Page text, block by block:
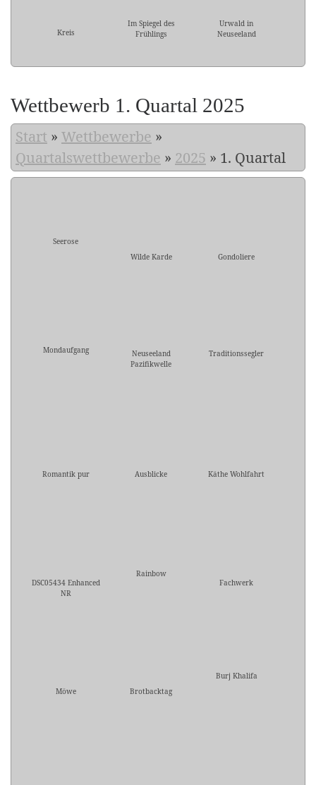
Kreis
Im Spiegel des
Frühlings
Urwald in
Neuseeland
Wettbewerb 1. Quartal 2025
Start » Wettbewerbe »
Quartalswettbewerbe » 2025 » 1. Quartal
Seerose
Wilde Karde
Gondoliere
Mondaufgang
Neuseeland
Pazifikwelle
Traditionssegler
Romantik pur Ausblicke Käthe Wohlfahrt
DSC05434 Enhanced
NR
Rainbow
Fachwerk
Möwe Brotbacktag
Burj Khalifa